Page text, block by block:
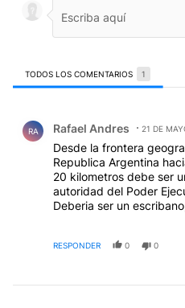
TODOS LOS COMENTARIOS 1
RA Rafael Andres 21 DE
Desde la frontera
Republica Argentina
20 kilometros debe ser
autoridad del Poder
Deberia ser un
que este en el cargo
correspondiente del
RESPONDER 0 0